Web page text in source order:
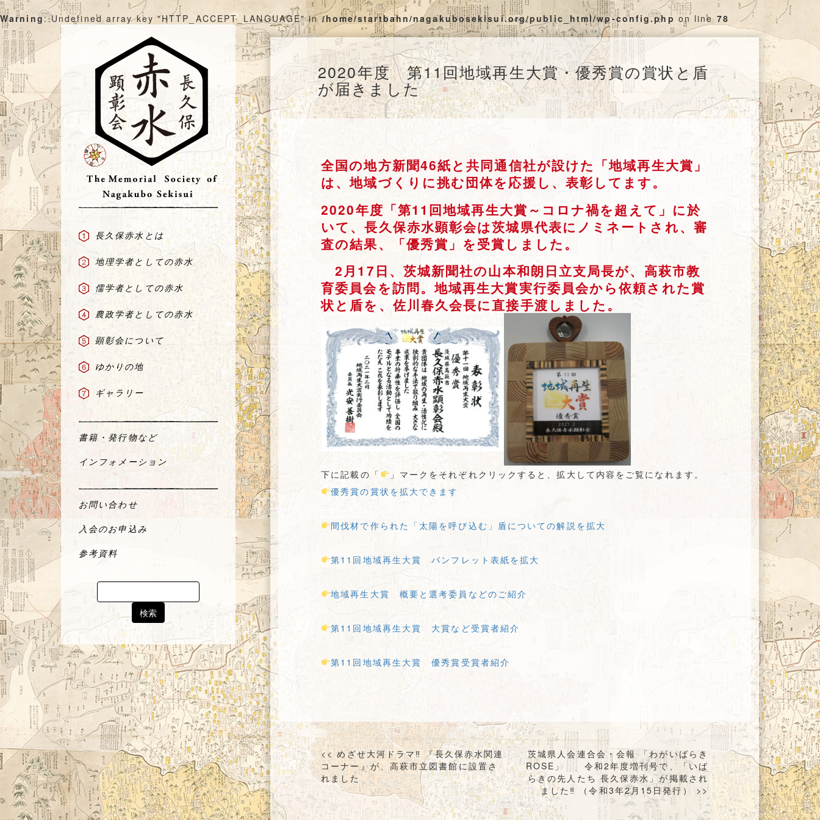
Warning: Undefined array key "HTTP_ACCEPT_LANGUAGE" in/home/startbahn/nagakubosekisui.org/public_html/wp-config.php on line 78
Skip
to
長久保赤水とは
地理学者としての赤水
儒学者としての赤水
農政学者としての赤水
顕彰会について
ゆかりの地
ギャラリー
書籍・発行物など
インフォメーション
お問い合わせ
入会のお申込み
参考資料
Search
for:
2020年度 第11回地域再生大賞・優秀賞の賞状と盾
が届きました
全国の地方新聞46紙と共同通信社が設けた「地域再生大賞」
は、地域づくりに挑む団体を応援し、表彰してます。
2020年度「第11回地域再生大賞～コロナ禍を超えて」に於
いて、長久保赤水顕彰会は茨城県代表にノミネートされ、審
査の結果、「優秀賞」を受賞しました。
2月17日、茨城新聞社の山本和朗日立支局長が、高萩市教
育委員会を訪問。地域再生大賞実行委員会から依頼された賞
状と盾を、佐川春久会長に直接手渡しました。
下に記載の「
」マークをそれぞれクリックすると、拡大して内容をご覧になれます。
優秀賞の賞状を拡大できます
間伐材で作られた「太陽を呼び込む」盾についての解説を拡大
第11回地域再生大賞 パンフレット表紙を拡大
地域再生大賞 概要と選考委員などのご紹介
第11回地域再生大賞 大賞など受賞者紹介
第11回地域再生大賞 優秀賞受賞者紹介
投
稿
ナ
ビ
ゲ
<< めざせ大河ドラマ‼ 『長久保赤水関連
コーナー』が、高萩市立図書館に設置さ
れました
茨城県人会連合会・会報 「わがいばらき
ROSE」 令和2年度増刊号で、「いば
らきの先人たち 長久保赤水」が掲載され
ました‼ （令和3年2月15日発行） >>